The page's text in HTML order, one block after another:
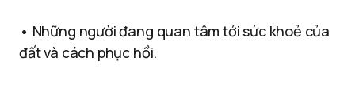
• Những người đang quan tâm tới sức khoẻ của
đất và cách phục hồi.